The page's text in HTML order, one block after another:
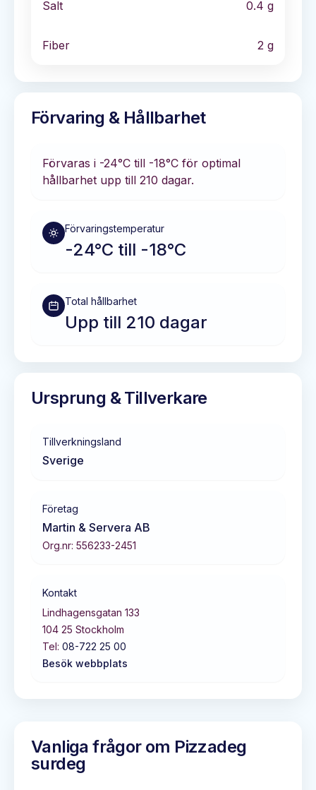
Salt 0.4 g
Fiber 2 g
Förvaring & Hållbarhet
Förvaras i -24°C till -18°C för optimal
hållbarhet upp till 210 dagar.
Förvaringstemperatur
-24°C till -18°C
Total hållbarhet
Upp till 210 dagar
Ursprung & Tillverkare
Tillverkningsland
Sverige
Företag
Martin & Servera AB
Org.nr: 556233-2451
Kontakt
Lindhagensgatan 133
104 25 Stockholm
Tel: 08-722 25 00
Besök webbplats
Vanliga frågor om Pizzadeg
surdeg